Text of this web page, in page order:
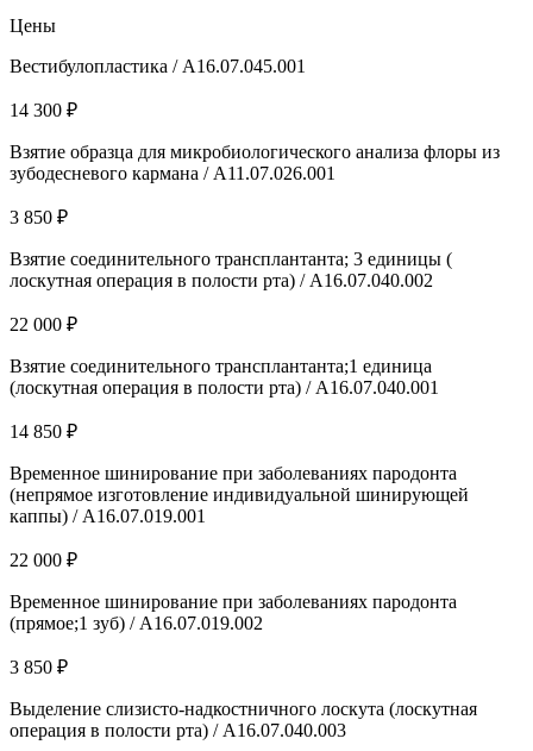
Цены
Вестибулопластика / A16.07.045.001
14 300 ₽
Взятие образца для микробиологического анализа флоры из
зубодесневого кармана / А11.07.026.001
3 850 ₽
Взятие соединительного трансплантанта; 3 единицы (
лоскутная операция в полости рта) / А16.07.040.002
22 000 ₽
Взятие соединительного трансплантанта;1 единица
(лоскутная операция в полости рта) / А16.07.040.001
14 850 ₽
Временное шинирование при заболеваниях пародонта
(непрямое изготовление индивидуальной шинирующей
каппы) / А16.07.019.001
22 000 ₽
Временное шинирование при заболеваниях пародонта
(прямое;1 зуб) / А16.07.019.002
3 850 ₽
Выделение слизисто-надкостничного лоскута (лоскутная
операция в полости рта) / А16.07.040.003